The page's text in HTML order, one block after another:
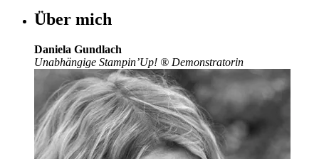
Über mich
Daniela Gundlach
Unabhängige Stampin’Up! ® Demonstratorin